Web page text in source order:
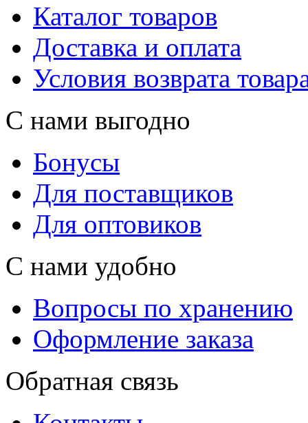
Каталог товаров
Доставка и оплата
Условия возврата
С нами выгодно
Бонусы
Для поставщиков
Для оптовиков
С нами удобно
Вопросы по хранению
Оформление заказа
Обратная связь